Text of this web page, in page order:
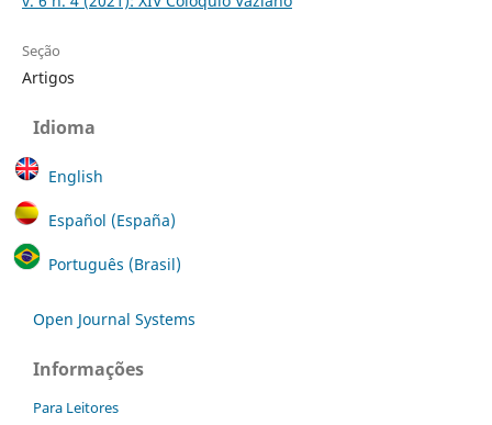
Seção
Artigos
Idioma
English
Español (España)
Português (Brasil)
Open Journal Systems
Informações
Para Leitores